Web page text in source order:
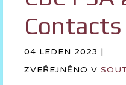
Contacts
04 LEDEN 2023 |
ZVEŘEJNĚNO V